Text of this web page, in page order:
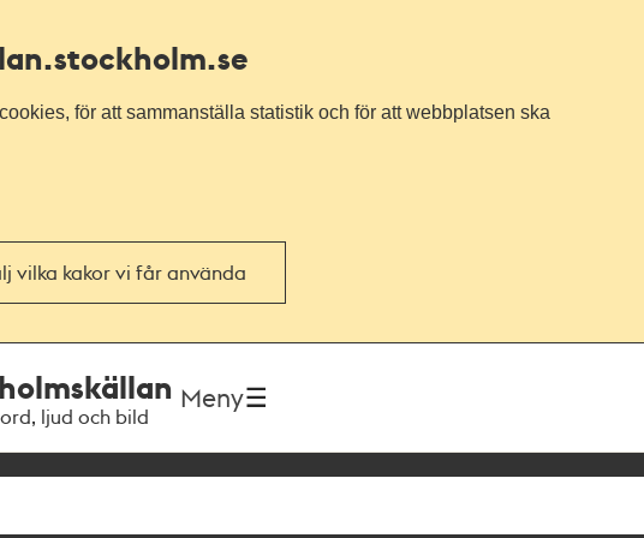
.stockholm.se
för att sammanställa statistik och för att webbplatsen ska
vilka kakor vi får använda
ljud och bild
Meny